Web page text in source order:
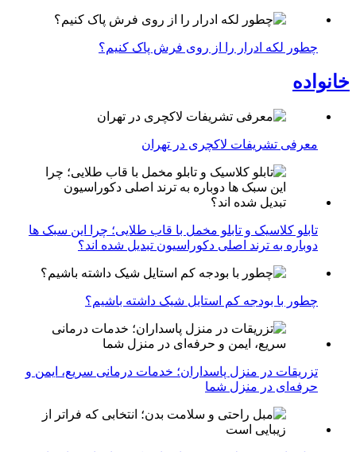
چطور لکه ادرار را از روی فرش پاک کنیم؟
خانواده
معرفی تشریفات لاکچری در تهران
تابلو کلاسیک و تابلو مخمل با قاب طلایی؛ چرا این سبک ها
دوباره به ترند اصلی دکوراسیون تبدیل شده اند؟
چطور با بودجه کم استایل شیک داشته باشیم؟
تزریقات در منزل پاسداران؛ خدمات درمانی سریع، ایمن و
حرفه‌ای در منزل شما